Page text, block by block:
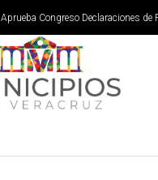
Aprueba Congreso Declaraciones